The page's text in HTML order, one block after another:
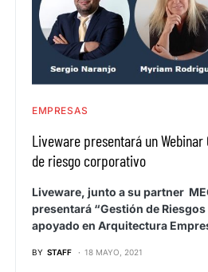
EMPRESAS
Liveware presentará un
de riesgo corporativo
Liveware, junto a su partner
presentará “Gestión de
apoyado en Arquitectura
BY STAFF 18 MAYO, 2021